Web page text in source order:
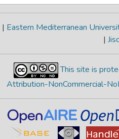
| Eastern Mediterranean
| Jisc
This site is
Attribution-NonCommercial-